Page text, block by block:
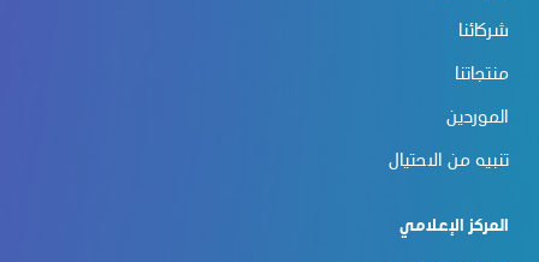
شركائنا
منتجاتنا
الموردين
تنبيه من الاحتيال
المركز الإعلامي